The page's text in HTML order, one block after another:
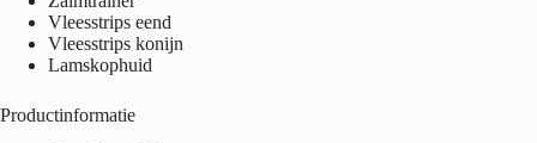
Vleesstrips eend
Vleesstrips konijn
Lamskophuid
Productinformatie